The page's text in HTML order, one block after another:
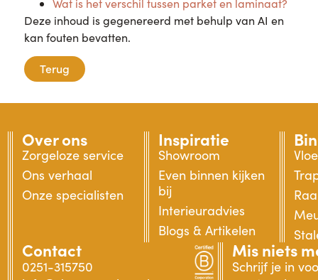
Deze inhoud is gegenereerd met behulp van AI en
kan fouten bevatten.
Terug
Over ons
Zorgeloze service
Ons verhaal
Onze specialisten
Inspiratie
Showroom
Even binnen kijken
bij
Interieuradvies
Blogs & Artikelen
Contact
0251-315750
Mis niets
Schrijf je in